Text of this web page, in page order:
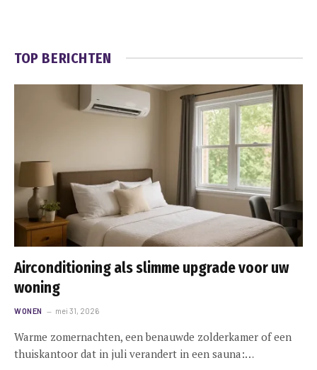
TOP BERICHTEN
Airconditioning als slimme upgrade voor uw
woning
WONEN mei 31, 2026
Warme zomernachten, een benauwde zolderkamer of een
thuiskantoor dat in juli verandert in een sauna:…